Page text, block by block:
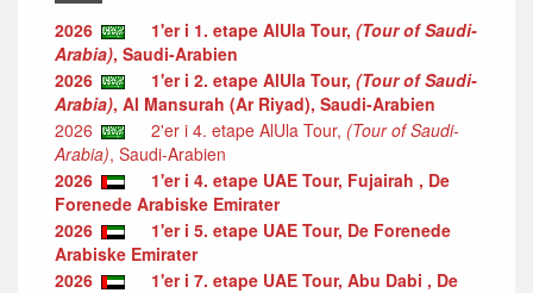
2026 1'er i 1. etape AlUla Tour, (Tour of Saudi-
Arabia), Saudi-Arabien
2026
1'er i 2. etape AlUla Tour, (Tour of Saudi-
Arabia), Al Mansurah (Ar Riyad), Saudi-Arabien
2026
2'er i 4. etape AlUla Tour, (Tour of Saudi-
Arabia), Saudi-Arabien
2026
1'er i 4. etape UAE Tour, Fujairah , De
Forenede Arabiske Emirater
2026
1'er i 5. etape UAE Tour, De Forenede
Arabiske Emirater
2026
1'er i 7. etape UAE Tour, Abu Dabi , De